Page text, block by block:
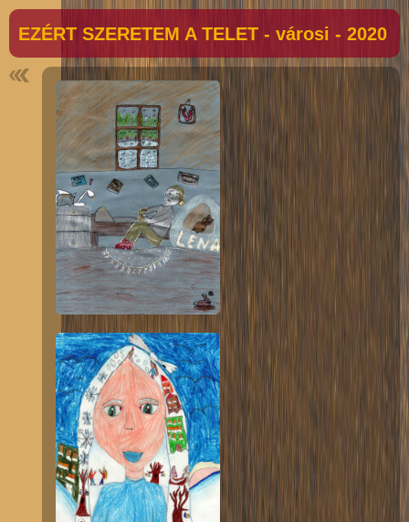
EZÉRT SZERETEM A TELET - városi - 2020